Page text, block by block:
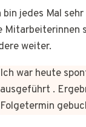
bin jedes Mal
Mitarbeiterinnen
weiter.
Ich war heute
ausgeführt .
Folgetermin